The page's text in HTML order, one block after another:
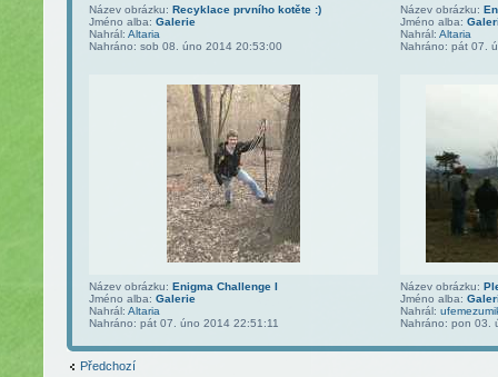
Název obrázku: Recyklace prvního kotěte :)
Jméno alba: Galerie
Nahrál: Altaria
Nahráno: sob 08. úno 2014 20:53:00
Název obrázku:
Jméno alba:
Nahrál: Altaria
Nahráno: pát 07.
Název obrázku: Enigma Challenge I
Jméno alba: Galerie
Nahrál: Altaria
Nahráno: pát 07. úno 2014 22:51:11
Název obrázku:
Jméno alba:
Nahrál:
Nahráno: pon 03.
Předchozí